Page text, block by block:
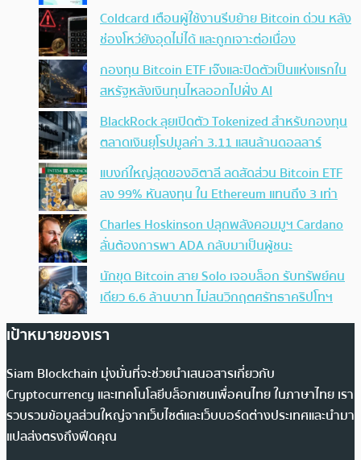
Coldcard เตือนผู้ใช้งานรีบย้าย Bitcoin ด่วน หลัง
ช่องโหว่ยังอุดไม่ได้ และถูกเจาะต่อเนื่อง
กองทุน Bitcoin ETF เจ๊งและปิดตัวเป็นแห่งแรกใน
สหรัฐหลังเงินทุนไหลออกไปฝั่ง AI
BlackRock ลุยเปิดตัว Tokenized สำหรับกองทุน
ตลาดเงินยุโรปมูลค่า 3.11 แสนล้านดอลลาร์
แบงก์ใหญ่สุดของอิตาลี ลดสัดส่วน Bitcoin ETF
ลง 99% หันลงทุน ใน Ethereum แทนถึง 3 เท่า
Charles Hoskinson ปลุกพลังคอมมูฯ Cardano
ลั่นต้องการพา ADA กลับมาเป็นผู้ชนะ
นักขุด Bitcoin สาย Solo เจอบล็อก รับทรัพย์คน
เดียว 6.6 ล้านบาท ไม่สนวิกฤตศรัทธาคริปโทฯ
เป้าหมายของเรา
Siam Blockchain มุ่งมั่นที่จะช่วยนำเสนอสารเกี่ยวกับ
Cryptocurrency และเทคโนโลยีบล็อกเชนเพื่อคนไทย ในภาษาไทย เรา
รวบรวมข้อมูลส่วนใหญ่จากเว็บไซต์และเว็บบอร์ดต่างประเทศและนำมา
แปลส่งตรงถึงฟีดคุณ